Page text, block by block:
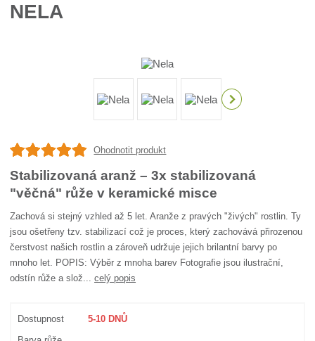
NELA
Ohodnotit produkt
Stabilizovaná aranž – 3x stabilizovaná
"věčná" růže v keramické misce
Zachová si stejný vzhled až 5 let. Aranže z pravých "živých" rostlin. Ty
jsou ošetřeny tzv. stabilizací což je proces, který zachovává přirozenou
čerstvost našich rostlin a zároveň udržuje jejich brilantní barvy po
mnoho let. POPIS: Výběr z mnoha barev Fotografie jsou ilustrační,
odstín růže a slož...celý popis
Dostupnost 5-10 DNŮ